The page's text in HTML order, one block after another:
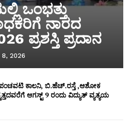
ಒಂಭತ್ತು
ನಾರದ
ಪ್ರಶಸ್ತಿ ಪ್ರದಾನ‌
2026
ಪಂಚವಟಿ ಕಾಲನಿ, ಬಿ.ಹೆಚ್.ರಸ್ತೆ ,ಆಶೋಕ
ಆಗಸ್ಟ್ 9 ರಂದು ವಿದ್ಯುತ್ ವ್ಯತ್ಯಯ